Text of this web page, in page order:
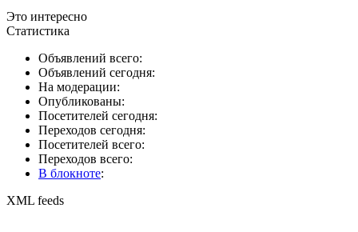
Это интересно
Статистика
Объявлений всего:
Объявлений сегодня:
На модерации:
Опубликованы:
Посетителей сегодня:
Переходов сегодня:
Посетителей всего:
Переходов всего:
В блокноте:
XML feeds